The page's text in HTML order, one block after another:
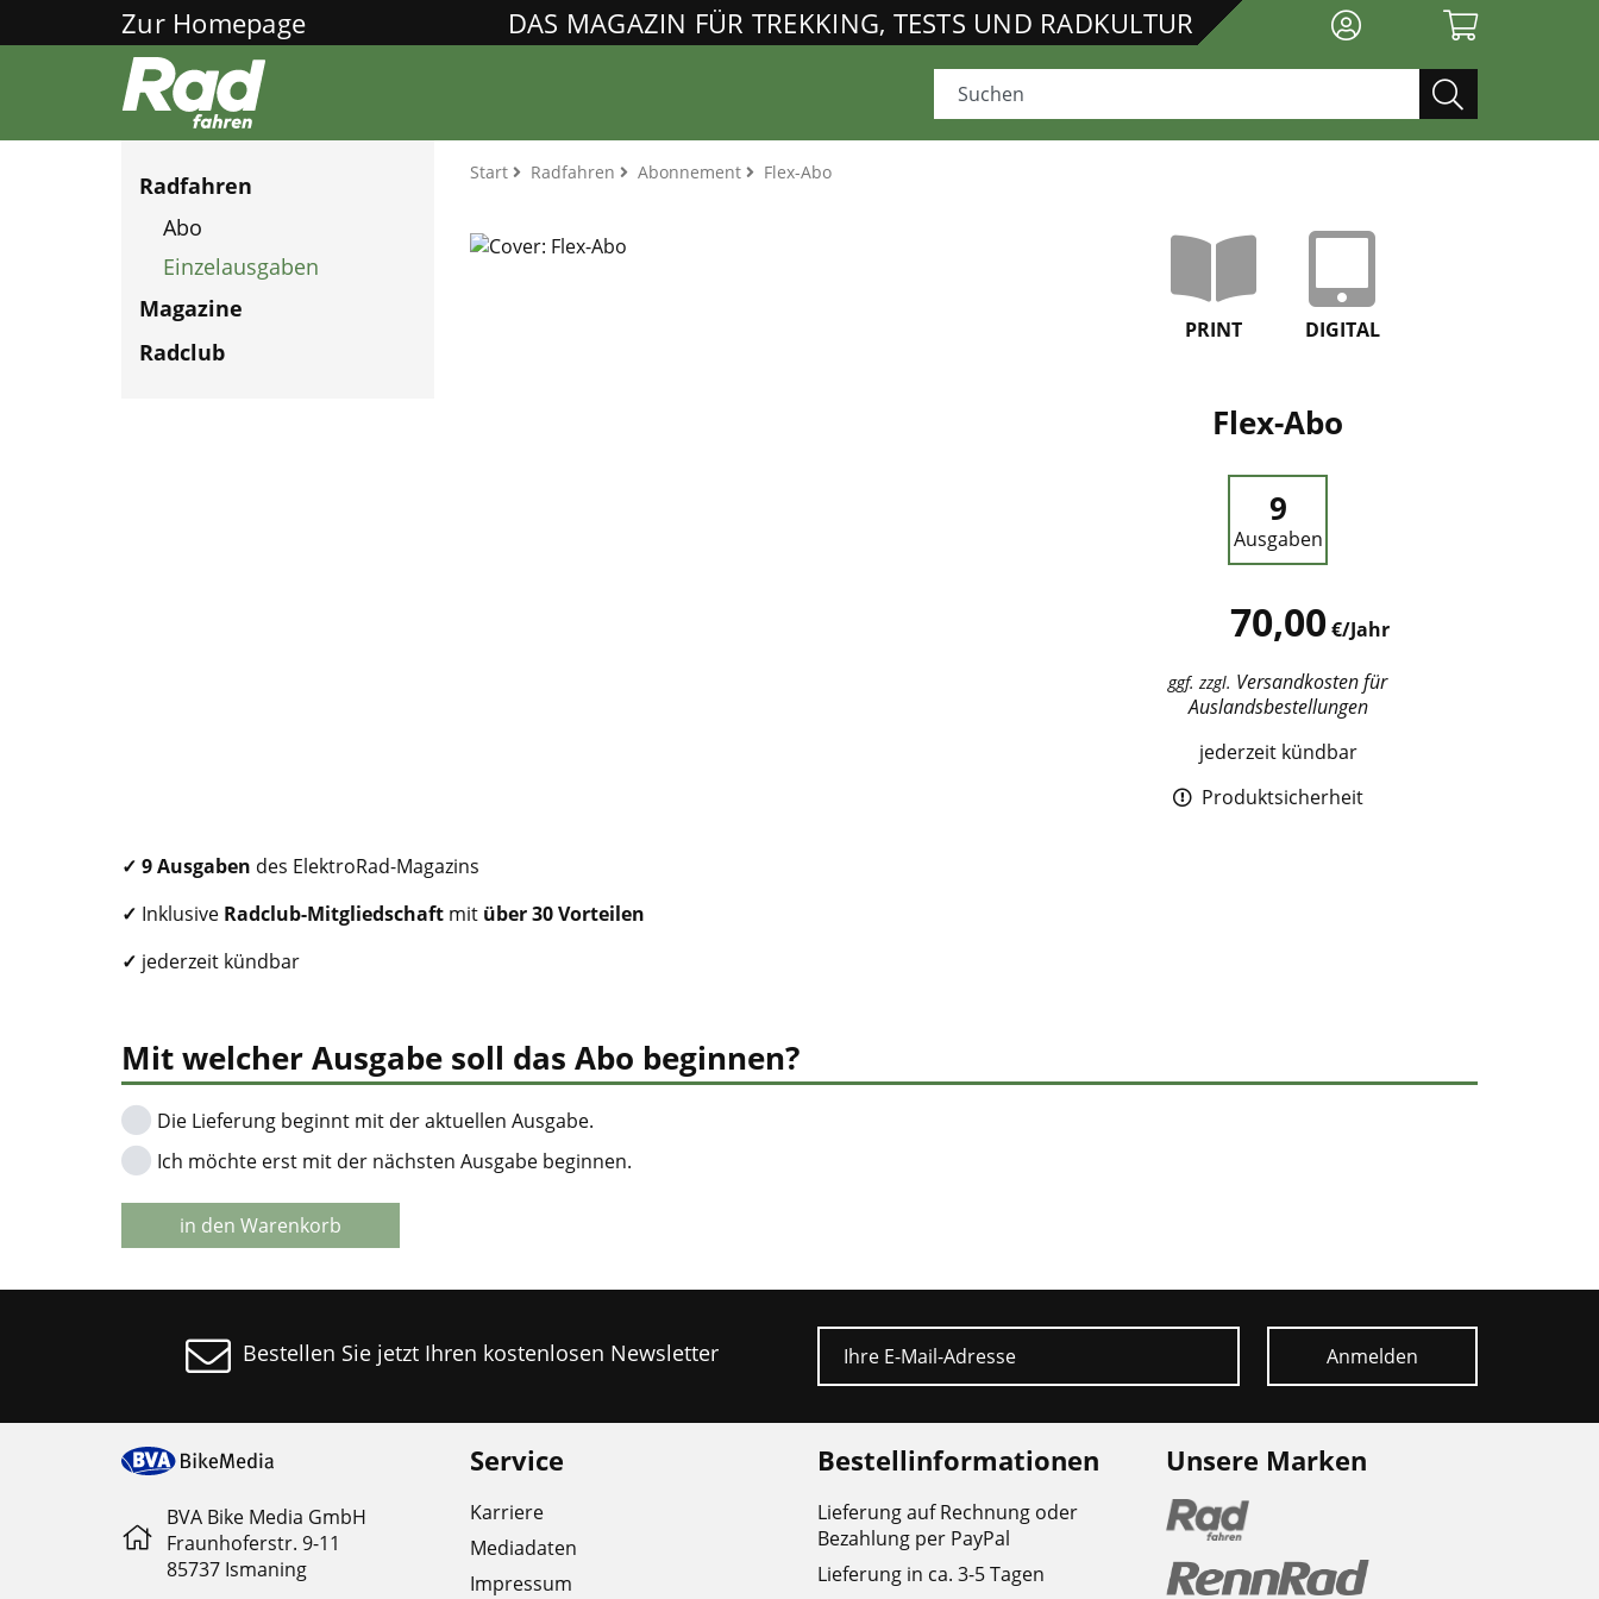
Zur Homepage DAS MAGAZIN FÜR TREKKING, TESTS UND RADKULTUR
Radfahren
Abo
Einzelausgaben
Magazine
Radclub
Start Radfahren Abonnement Flex-Abo
PRINT DIGITAL
Flex-Abo
9
Ausgaben
70,00€/Jahr
ggf. zzgl. Versandkosten für
Auslandsbestellungen
jederzeit kündbar
Produktsicherheit
✓ 9 Ausgaben des ElektroRad-Magazins
✓ Inklusive Radclub-Mitgliedschaft mit über 30 Vorteilen
✓ jederzeit kündbar
Mit welcher Ausgabe soll das Abo beginnen?
Die Lieferung beginnt mit der aktuellen Ausgabe.
Ich möchte erst mit der nächsten Ausgabe beginnen.
in den Warenkorb
Bestellen Sie jetzt Ihren kostenlosen Newsletter E-Mail Anmelden
BVA Bike Media GmbH
Fraunhoferstr. 9-11
85737 Ismaning
Service
Karriere
Mediadaten
Impressum
Bestellinformationen
Lieferung auf Rechnung oder
Bezahlung per PayPal
Lieferung in ca. 3-5 Tagen
Unsere Marken